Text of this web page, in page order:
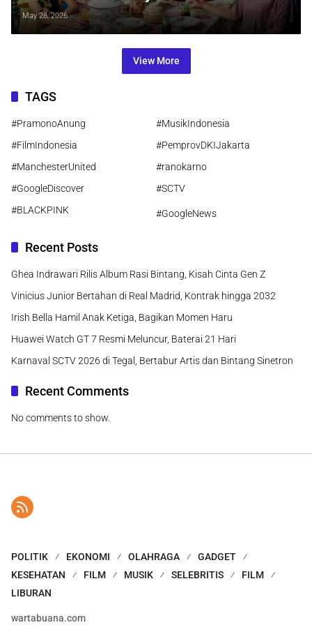
Penonton dalam 14 Hari
May 28, 2026
View More
TAGS
#PramonoAnung
#MusikIndonesia
#FilmIndonesia
#PemprovDKIJakarta
#ManchesterUnited
#ranokarno
#GoogleDiscover
#SCTV
#BLACKPINK
#GoogleNews
Recent Posts
Ghea Indrawari Rilis Album Rasi Bintang, Kisah Cinta Gen Z
Vinicius Junior Bertahan di Real Madrid, Kontrak hingga 2032
Irish Bella Hamil Anak Ketiga, Bagikan Momen Haru
Huawei Watch GT 7 Resmi Meluncur, Baterai 21 Hari
Karnaval SCTV 2026 di Tegal, Bertabur Artis dan Bintang Sinetron
Recent Comments
No comments to show.
POLITIK EKONOMI OLAHRAGA
GADGET
KESEHATAN
FILM MUSIK SELEBRITIS
FILM
LIBURAN
wartabuana.com